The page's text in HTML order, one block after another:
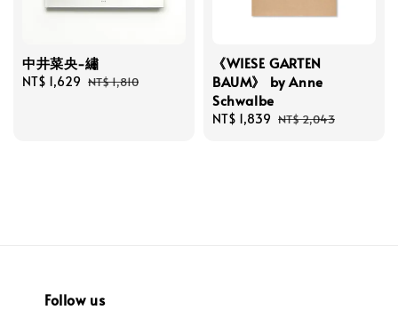
中井菜央-繡
Sale
NT$ 1,629 Regular
NT$ 1,810
《WIESE GARTEN
BAUM》 by Anne
Schwalbe
Sale
NT$ 1,839 Regular
NT$ 2,043
Follow us